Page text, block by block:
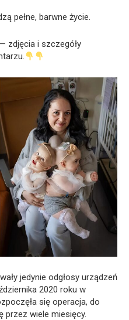
pełne, barwne życie.
zdjęcia i szczegóły
jedynie odgłosy urządzeń
2020 roku w
się operacja, do
przez wiele miesięcy.